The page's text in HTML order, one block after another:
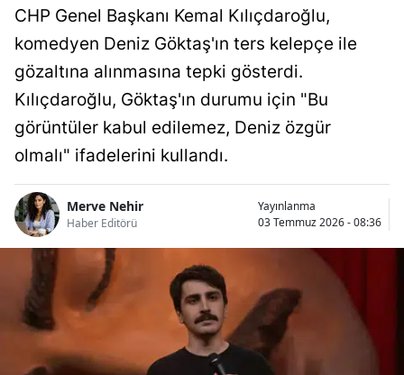
CHP Genel Başkanı Kemal Kılıçdaroğlu,
komedyen Deniz Göktaş'ın ters kelepçe ile
gözaltına alınmasına tepki gösterdi.
Kılıçdaroğlu, Göktaş'ın durumu için "Bu
görüntüler kabul edilemez, Deniz özgür
olmalı" ifadelerini kullandı.
Merve Nehir
Haber Editörü
Yayınlanma
03 Temmuz 2026 - 08:36